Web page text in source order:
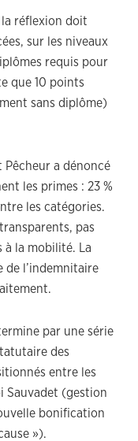
réflexion doit
sur les niveaux
requis pour
que 10 points
sans diplôme)
a dénoncé
les primes : 23 %
les catégories.
pas
à la mobilité. La
de l’indemnitaire
par une série
des
entre les
Sauvadet (gestion
bonification
»).